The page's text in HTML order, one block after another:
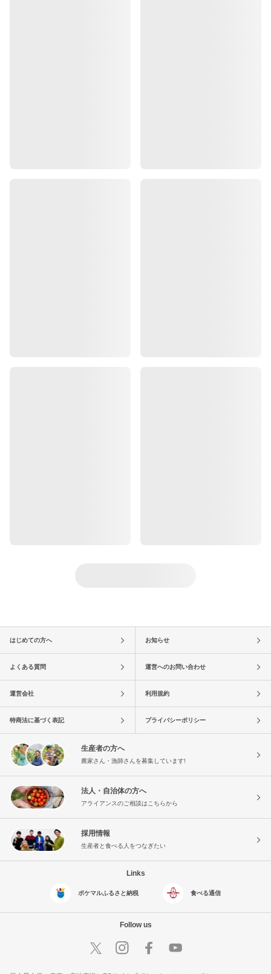
はじめての方へ お知らせ
よくある質問 運営へのお問い合わせ
運営会社 利用規約
特商法に基づく表記 プライバシーポリシー
生産者の方へ
農家さん・漁師さんを募集しています!
法人・自治体の方へ
アライアンスのご相談はこちらから
採用情報
生産者と食べる人をつなぎたい
Links
ポケマルふるさと納税 食べる通信
Follow us